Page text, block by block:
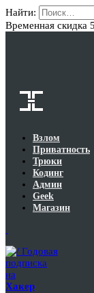
Найти:
Временная скидка
Взлом
Приватность
Трюки
Кодинг
Админ
Geek
Магазин
Годовая
подписка
на
Хакер